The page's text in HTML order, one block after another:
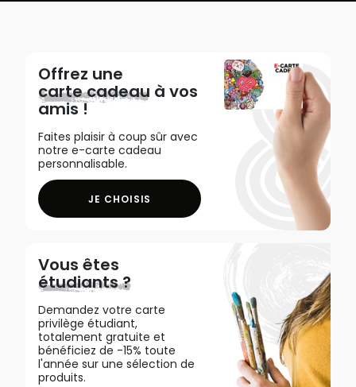
Offrez une
carte cadeau à vos
amis !
Faites plaisir à coup sûr avec
notre e-carte cadeau
personnalisable.
JE CHOISIS
Vous êtes
étudiants ?
Demandez votre carte
privilège étudiant,
totalement gratuite et
bénéficiez de -15% toute
l'année sur une sélection de
produits.